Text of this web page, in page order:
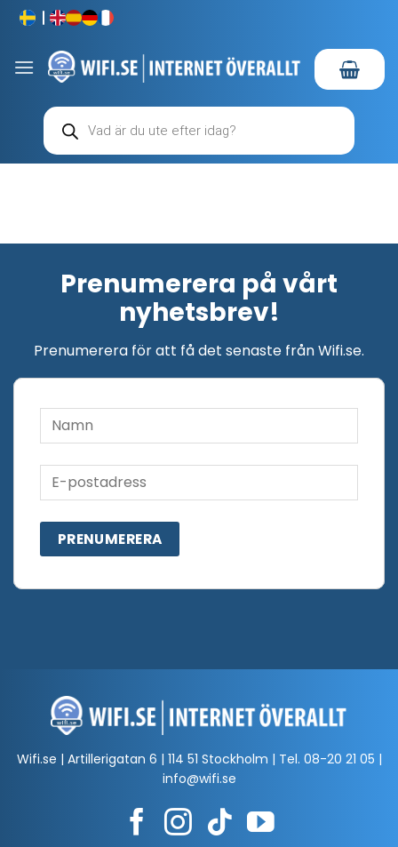
Skip
content
Produktsökning
Prenumerera på vårt
nyhetsbrev!
Prenumerera för att få det senaste från Wifi.se.
Wifi.se | Artillerigatan 6 | 114 51 Stockholm | Tel. 08-20 21 05 |
info@wifi.se